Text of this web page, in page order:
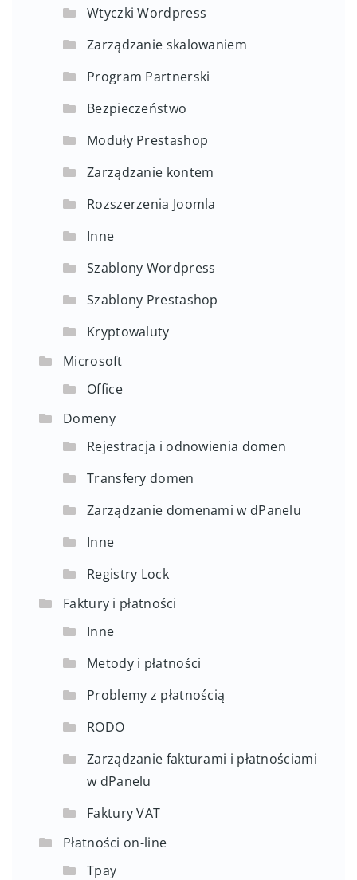
Wtyczki Wordpress
Zarządzanie skalowaniem
Program Partnerski
Bezpieczeństwo
Moduły Prestashop
Zarządzanie kontem
Rozszerzenia Joomla
Inne
Szablony Wordpress
Szablony Prestashop
Kryptowaluty
Microsoft
Office
Domeny
Rejestracja i odnowienia domen
Transfery domen
Zarządzanie domenami w dPanelu
Inne
Registry Lock
Faktury i płatności
Inne
Metody i płatności
Problemy z płatnością
RODO
Zarządzanie fakturami i płatnościami
w dPanelu
Faktury VAT
Płatności on-line
Tpay